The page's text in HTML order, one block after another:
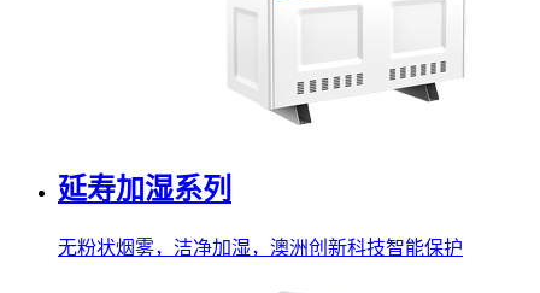
延寿加湿系列
无粉状烟雾，洁净加湿，澳洲创新科技智能保护